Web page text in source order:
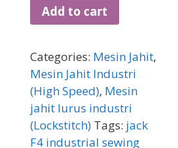
industri
Jack
quantity
Add to cart
Categories: Mesin Jahit,
Mesin Jahit Industri
(High Speed), Mesin
jahit lurus industri
(Lockstitch) Tags: jack
F4 industrial sewing